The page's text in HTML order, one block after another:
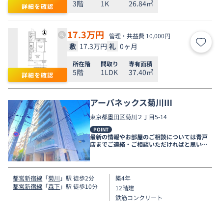
詳細を確認 3階 1K 26.84㎡
詳細を確認
17.3万円 管理・共益費 10,000円
敷 17.3万円 礼 0ヶ月 お気
所在階
5階
間取り
1LDK
専有面積
37.40㎡
アーバネックス菊川Ⅲ
東京都墨田区菊川 ２丁目5-14
POINT
最新の情報やお部屋のご相談については青戸
店までご連絡・ご相談いただければと思いま
す。
都営新宿線 「菊川 」駅 徒歩2分
都営新宿線 「森下」駅 徒歩10分
築4年
12階建
鉄筋コンクリート